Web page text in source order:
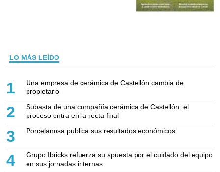
LO MÁS LEÍDO
1
Una empresa de cerámica de Castellón cambia de
propietario
2
Subasta de una compañía cerámica de Castellón: el
proceso entra en la recta final
3 Porcelanosa publica sus resultados económicos
4
Grupo Ibricks refuerza su apuesta por el cuidado del equipo
en sus jornadas internas